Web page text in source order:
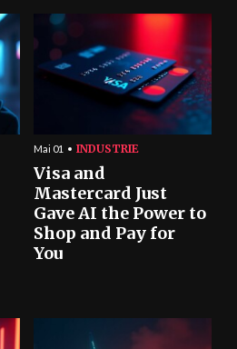
Mai 01 INDUSTRIE
Visa and
Mastercard Just
Gave AI the Power to
Shop and Pay for
You